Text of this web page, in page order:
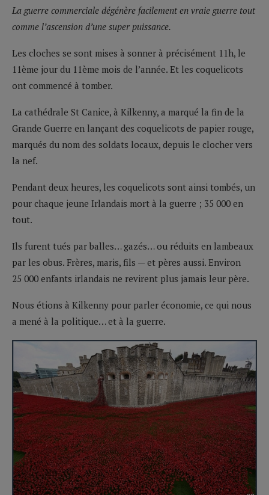
La guerre commerciale dégénère facilement en vraie guerre tout
comme l’ascension d’une super puissance.
Les cloches se sont mises à sonner à précisément 11h, le
11ème jour du 11ème mois de l’année. Et les coquelicots
ont commencé à tomber.
La cathédrale St Canice, à Kilkenny, a marqué la fin de la
Grande Guerre en lançant des coquelicots de papier rouge,
marqués du nom des soldats locaux, depuis le clocher vers
la nef.
Pendant deux heures, les coquelicots sont ainsi tombés, un
pour chaque jeune Irlandais mort à la guerre ; 35 000 en
tout.
Ils furent tués par balles… gazés… ou réduits en lambeaux
par les obus. Frères, maris, fils — et pères aussi. Environ
25 000 enfants irlandais ne revirent plus jamais leur père.
Nous étions à Kilkenny pour parler économie, ce qui nous
a mené à la politique… et à la guerre.